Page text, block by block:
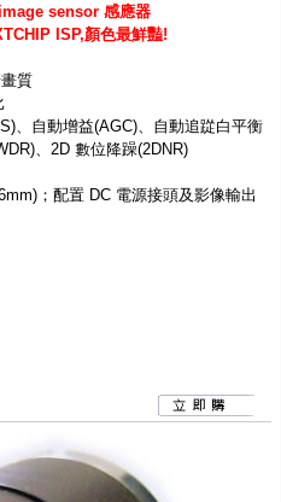
sensor 感應器
ISP,顏色最鮮豔!
質
、自動增益(AGC)、自動追踨白平衡
、2D 數位降躁(2DNR)
；配置 DC 電源接頭及影像輸出